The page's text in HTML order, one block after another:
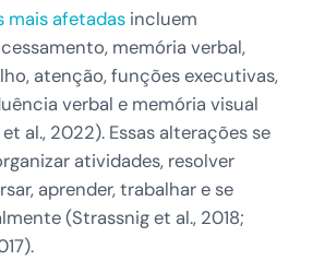
mais afetadasincluem
memória verbal,
atenção, funções executivas,
verbal e memória visual
al., 2022). Essas alterações se
atividades, resolver
aprender, trabalhar e se
(Strassnig et al., 2018;